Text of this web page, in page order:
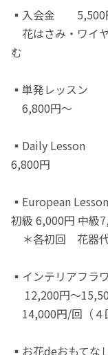
▪️入会金 5,500
花はさみ・ワイ
む
▪️単発レッスン
6,800円〜
▪️Daily Lesson
6,800円
▪️European
初級 6,000円 中級
＊各初回 花器
▪️インテリアフラ
12,200円〜
14,000円/回（４
▪️お花deおもてな